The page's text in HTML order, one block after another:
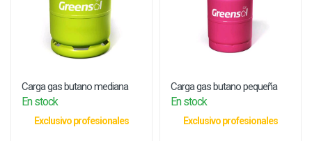
Carga gas butano mediana
En stock
Exclusivo profesionales
Carga gas butano pequeña
En stock
Exclusivo profesionales